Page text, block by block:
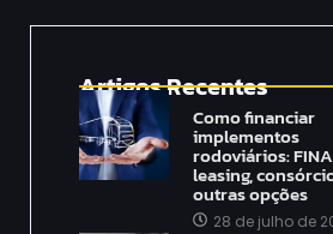
Artigos Recentes
Como financiar
implementos
rodoviários:
leasing,
outras opções
28 de julho de